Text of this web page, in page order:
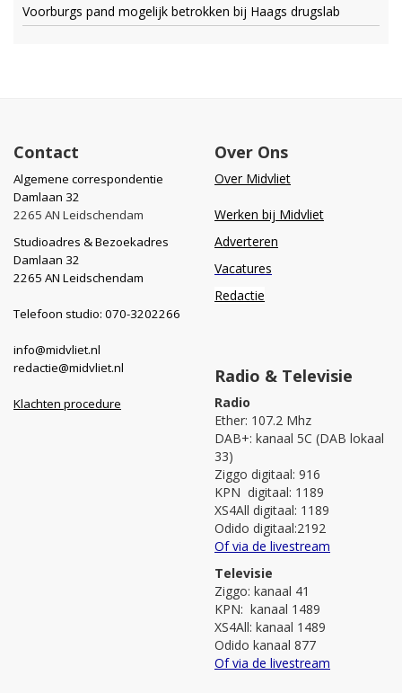
Voorburgs pand mogelijk betrokken bij Haags drugslab
Contact
Algemene correspondentie
Damlaan 32
2265 AN Leidschendam
Studioadres & Bezoekadres
Damlaan 32
2265 AN Leidschendam
Telefoon studio: 070-3202266
info@midvliet.nl
redactie@midvliet.nl
Klachten procedure
Over Ons
Over Midvliet
Werken bij Midvliet
Adverteren
Vacatures
Redactie
Radio & Televisie
Radio
Ether: 107.2 Mhz
DAB+: kanaal 5C (DAB lokaal
33)
Ziggo digitaal: 916
KPN digitaal: 1189
XS4All digitaal: 1189
Odido digitaal:2192
Of via de livestream
Televisie
Ziggo: kanaal 41
KPN: kanaal 1489
XS4All: kanaal 1489
Odido kanaal 877
Of via de livestream